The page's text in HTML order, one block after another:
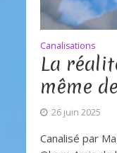
Canalisations
La
même
26 juin 2025
Canalisé par